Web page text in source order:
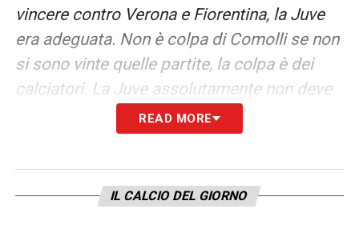
vincere contro Verona e Fiorentina, la Juve
era adeguata. Non è colpa di Comolli se non
si sono vinte quelle partite, la colpa è dei
calciatori. La Juve assolutamente non deve
ripetere gli stessi errori e costruire una
squadra adeguata all’Europa League.
non si può trattare i tifosi così».
READ MORE
IL CALCIO DEL GIORNO